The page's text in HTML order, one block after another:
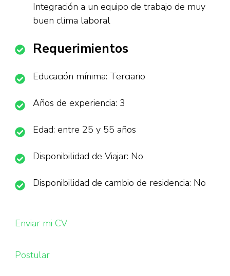
Integración a un equipo de trabajo de muy
buen clima laboral
Requerimientos
Educación mínima: Terciario
Años de experiencia: 3
Edad: entre 25 y 55 años
Disponibilidad de Viajar: No
Disponibilidad de cambio de residencia: No
Enviar mi CV
Postular